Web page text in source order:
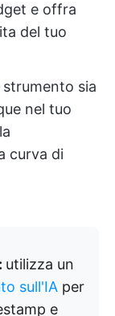
e offra
del tuo
sia
nel tuo
curva di
utilizza un
sull'IA per
e